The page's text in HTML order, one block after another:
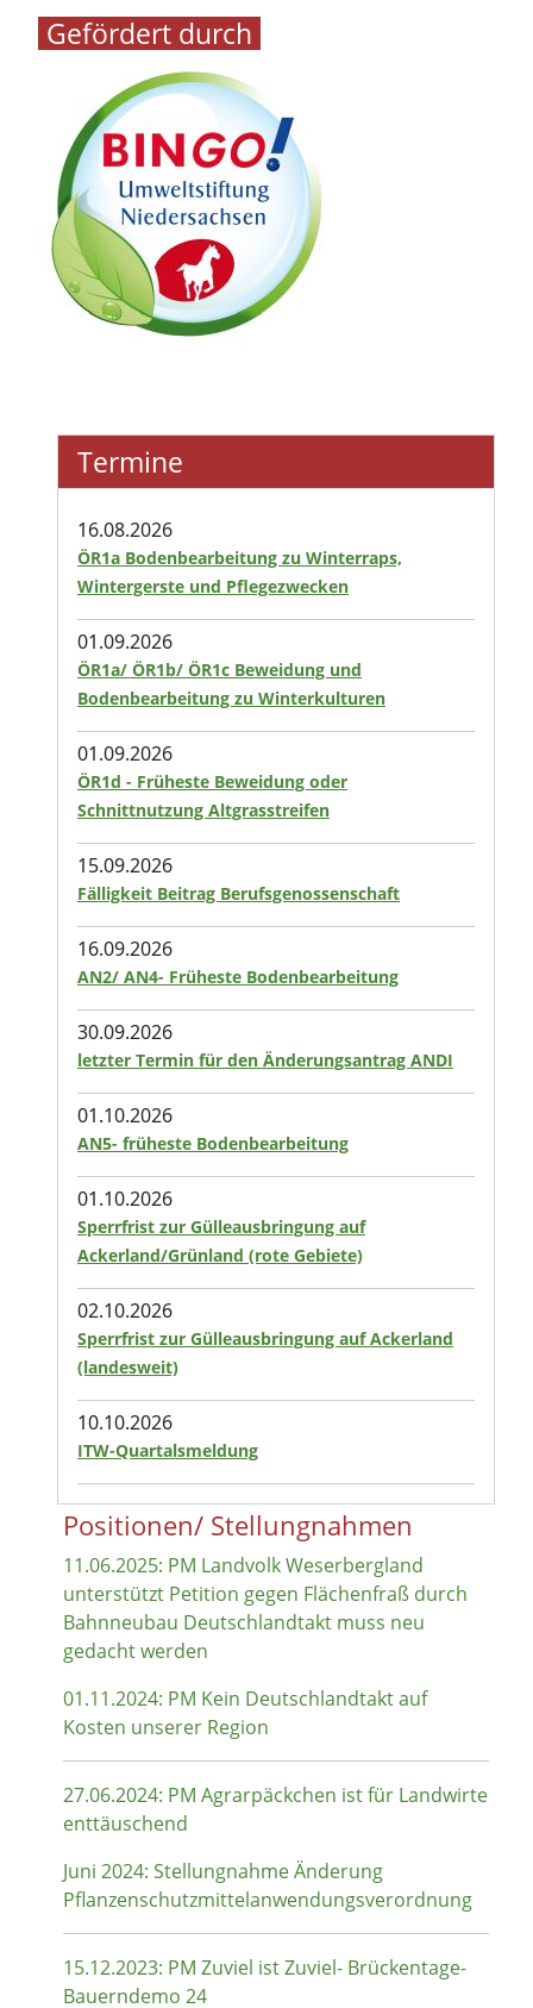
Gefördert durch
Termine
16.08.2026
ÖR1a Bodenbearbeitung zu Winterraps,
Wintergerste und Pflegezwecken
01.09.2026
ÖR1a/ ÖR1b/ ÖR1c Beweidung und
Bodenbearbeitung zu Winterkulturen
01.09.2026
ÖR1d - Früheste Beweidung oder
Schnittnutzung Altgrasstreifen
15.09.2026
Fälligkeit Beitrag Berufsgenossenschaft
16.09.2026
AN2/ AN4- Früheste Bodenbearbeitung
30.09.2026
letzter Termin für den Änderungsantrag ANDI
01.10.2026
AN5- früheste Bodenbearbeitung
01.10.2026
Sperrfrist zur Gülleausbringung auf
Ackerland/Grünland (rote Gebiete)
02.10.2026
Sperrfrist zur Gülleausbringung auf Ackerland
(landesweit)
10.10.2026
ITW-Quartalsmeldung
Positionen/ Stellungnahmen
11.06.2025: PM Landvolk Weserbergland
unterstützt Petition gegen Flächenfraß durch
Bahnneubau Deutschlandtakt muss neu
gedacht werden
01.11.2024: PM Kein Deutschlandtakt auf
Kosten unserer Region
27.06.2024: PM Agrarpäckchen ist für Landwirte
enttäuschend
Juni 2024: Stellungnahme Änderung
Pflanzenschutzmittelanwendungsverordnung
15.12.2023: PM Zuviel ist Zuviel- Brückentage-
Bauerndemo 24